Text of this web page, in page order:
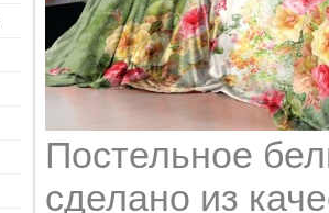
Постельное
сделано из